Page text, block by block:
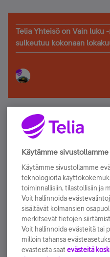
Telia Yhteisö on Vain luku
sulkeutuu kokonaan
Älä jää paitsi –
Tilaa Telian uutiskirje ja
sähköpostiisi.
Tilaa nyt
Käytämme
Käytämme sivustollamme
teknologioita
toiminnallisiin, tilastollisiin ja
Voit hallinnoida
sisältävät kolmansien
merkitsevät tietojen
Voit hallinnoida evästeitä tai
milloin tahansa
evästeistä saat evästeitä